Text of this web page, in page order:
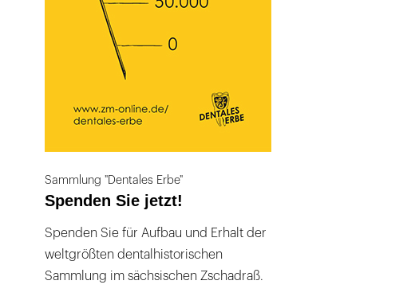
Sammlung "Dentales Erbe"
Spenden Sie jetzt!
Spenden Sie für Aufbau und Erhalt der
weltgrößten dentalhistorischen
Sammlung im sächsischen Zschadraß.